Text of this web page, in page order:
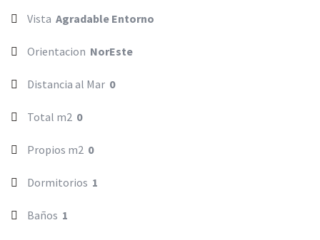
Vista Agradable Entorno
Orientacion NorEste
Distancia al Mar 0
Total m2 0
Propios m2 0
Dormitorios 1
Baños 1